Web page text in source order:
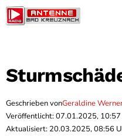
Geschrieben vonGeraldine
Veröffentlicht: 07.01.2025, 10:57
Aktualisiert: 20.03.2025, 08:56